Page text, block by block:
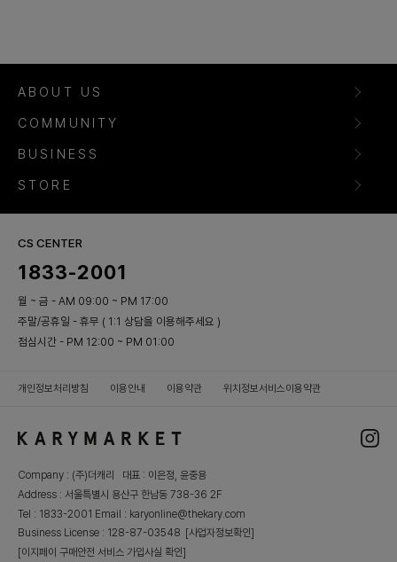
ABOUT US
COMMUNITY
BUSINESS
STORE
CS CENTER
1833-2001
월 ~ 금 - AM 09:00 ~ PM 17:00
주말/공휴일 - 휴무 ( 1:1 상담을 이용해주세요 )
점심시간 - PM 12:00 ~ PM 01:00
개인정보처리방침 이용안내 이용약관 위치정보서비스이용약관
Company : (주)더캐리 대표 : 이은정, 윤중용
Address : 서울특별시 용산구 한남동 738-36 2F
Tel : 1833-2001 Email : karyonline@thekary.com
Business License : 128-87-03548 [사업자정보확인]
[이지페이 구매안전 서비스 가입사실 확인]